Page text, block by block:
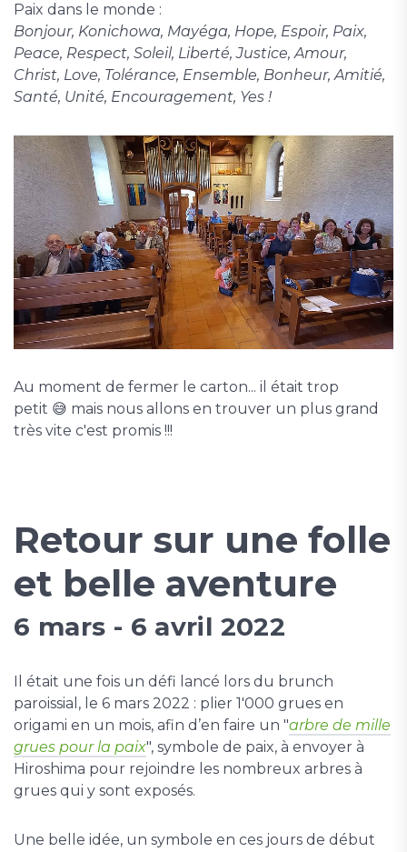
Paix dans le monde :
Bonjour, Konichowa, Mayéga, Hope, Espoir, Paix,
Peace, Respect, Soleil, Liberté, Justice, Amour,
Christ, Love, Tolérance, Ensemble, Bonheur, Amitié,
Santé, Unité, Encouragement, Yes !
Au moment de fermer le carton... il était trop
petit 😅 mais nous allons en trouver un plus grand
très vite c'est promis !!!
Retour sur une folle
et belle aventure
6 mars - 6 avril 2022
Il était une fois un défi lancé lors du brunch
paroissial, le 6 mars 2022 : plier 1'000 grues en
origami en un mois, afin d’en faire un "arbre de mille
grues pour la paix", symbole de paix, à envoyer à
Hiroshima pour rejoindre les nombreux arbres à
grues qui y sont exposés.
Une belle idée, un symbole en ces jours de début